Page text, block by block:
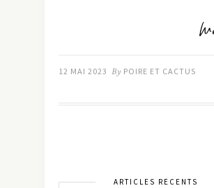
12 MAI 2023 By POIRE ET CACTUS
ARTICLES RÉCENTS